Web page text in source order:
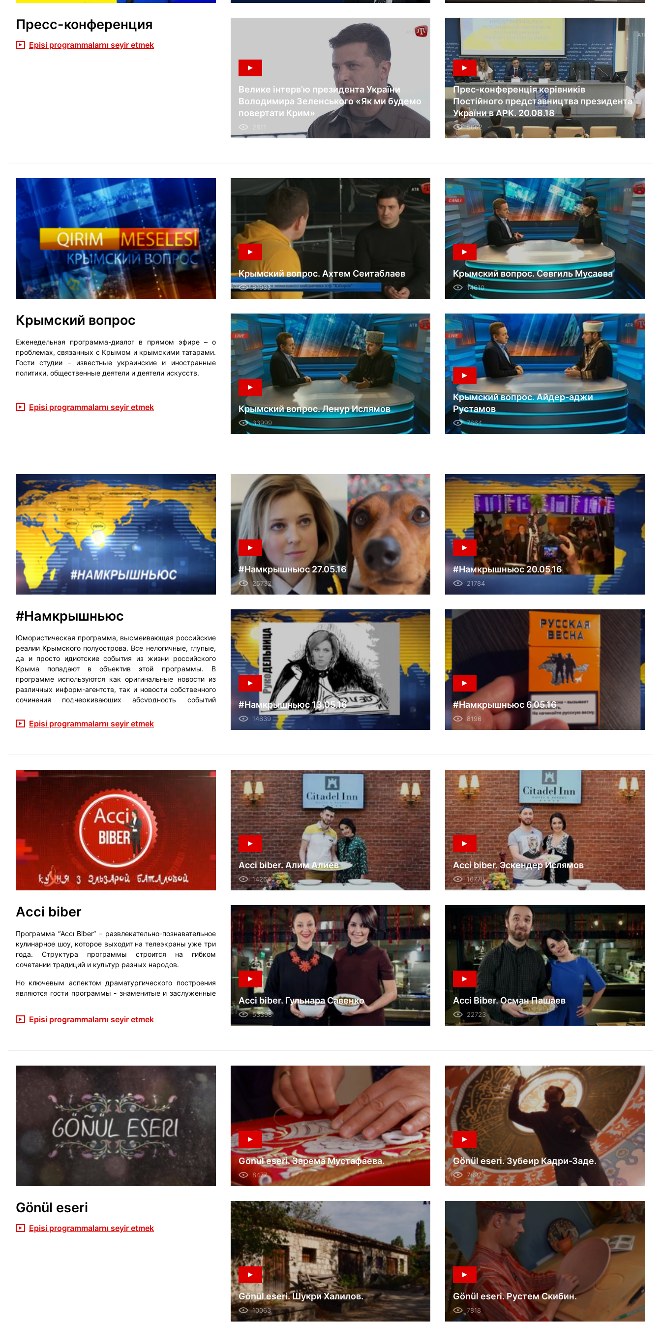
Пресс-конференция
Episi programmalarnı seyir etmek
Велике інтерв’ю президента України
Володимира Зеленського «Як ми будемо
повертати Крим»
2811
Прес-конференція керівників
Постійного представництва президента
України в АРК. 20.08.18
5062
Крымский вопрос
Еженедельная программа-диалог в прямом эфире – о
проблемах, связанных с Крымом и крымскими татарами.
Гости студии – известные украинские и иностранные
политики, общественные деятели и деятели искусств.
Episi programmalarnı seyir etmek
Крымский вопрос. Ахтем Сеитаблаев
81932
Крымский вопрос. Севгиль Мусаева
14610
Крымский вопрос. Ленур Ислямов
33999
Крымский вопрос. Айдер-аджи
Рустамов
7864
#Намкрышньюс
Юмористическая программа, высмеивающая российские
реалии Крымского полуострова. Все нелогичные, глупые,
да и просто идиотские события из жизни российского
Крыма попадают в объектив этой программы. В
программе используются как оригинальные новости из
различных информ-агентств, так и новости собственного
сочинения подчеркивающих абсурдность событий
Episi programmalarnı seyir etmek
#Намкрышньюс 27.05.16
25732
#Намкрышньюс 20.05.16
21784
#Намкрышньюс 13.05.16
14639
#Намкрышньюс 6.05.16
8196
Acci biber
Программа “Accı Biber” – развлекательно-познавательное
кулинарное шоу, которое выходит на телеэкраны уже три
года. Структура программы строится на гибком
сочетании традиций и культур разных народов.
Но ключевым аспектом драматургического построения
являются гости программы - знаменитые и заслуженные
которые в каждом выпуске передачи делятся со
зрителями не только рецептами любимых блюд, но и
Episi programmalarnı seyir etmek
Acci biber. Алим Алиев
14264
Acci biber. Эскендер Ислямов
16770
Acci biber. Гульнара Савенко
53398
Acci Biber. Осман Пашаев
22723
Gönül eseri
Episi programmalarnı seyir etmek
Gönül eseri. Зарема Мустафаева.
8477
Gönül eseri. Зубеир Кадри-Заде.
7897
Gönül eseri. Шукри Халилов.
10063
Gönül eseri. Рустем Скибин.
7818